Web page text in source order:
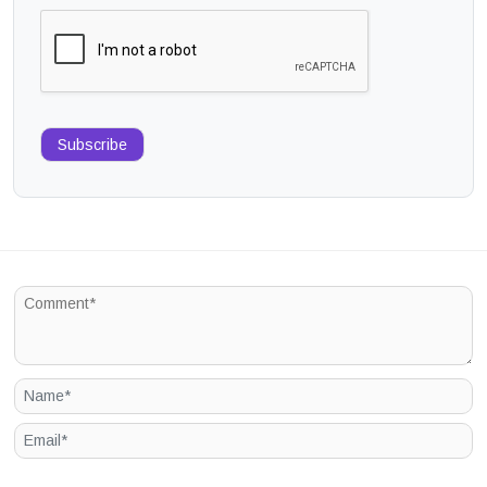
Subscribe